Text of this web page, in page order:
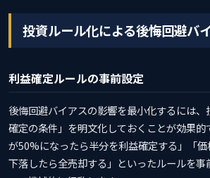
投資ルール化による後悔回避バ
利益確定ルールの事前設定
後悔回避バイアスの影響を最小化するには
確定の条件」を明文化しておくことが効果
が50%になったら半分を利益確定する」「
下落したら全売却する」といったルールを